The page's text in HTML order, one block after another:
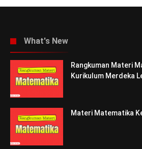
What's New
Rangkuman Materi
Kurikulum Merdeka
Materi Matematika